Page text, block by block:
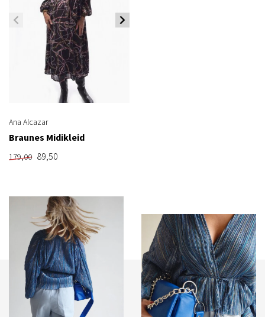
Ana Alcazar
Braunes Midikleid
179,00 89,50